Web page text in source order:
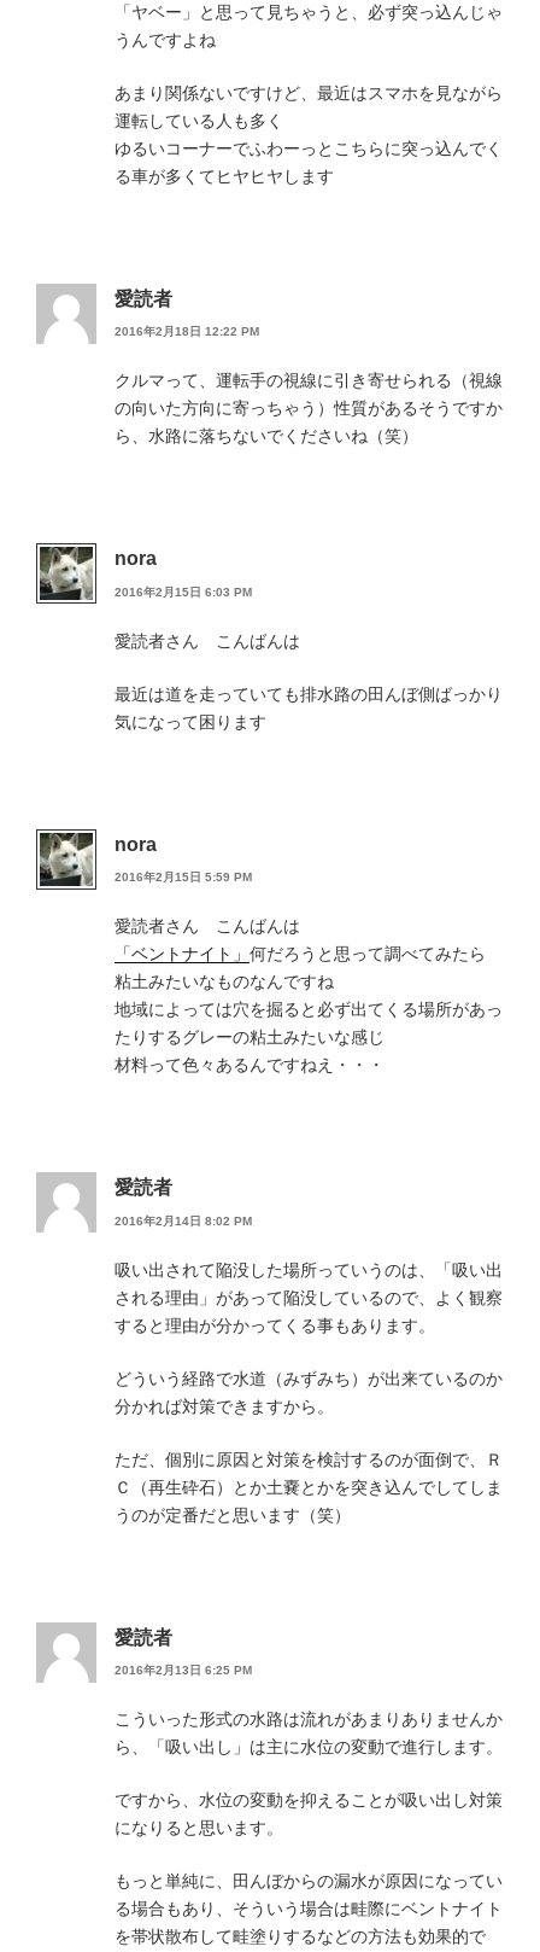
「ヤベー」と思って見ちゃうと、必ず突っ込んじゃ
うんですよね
あまり関係ないですけど、最近はスマホを見ながら
運転している人も多く
ゆるいコーナーでふわーっとこちらに突っ込んでく
る車が多くてヒヤヒヤします
愛読者
2016年2月18日 12:22 PM
クルマって、運転手の視線に引き寄せられる（視線
の向いた方向に寄っちゃう）性質があるそうですか
ら、水路に落ちないでくださいね（笑）
nora
2016年2月15日 6:03 PM
愛読者さん こんばんは
最近は道を走っていても排水路の田んぼ側ばっかり
気になって困ります
nora
2016年2月15日 5:59 PM
愛読者さん こんばんは
「ベントナイト」 何だろうと思って調べてみたら
粘土みたいなものなんですね
地域によっては穴を掘ると必ず出てくる場所があっ
たりするグレーの粘土みたいな感じ
材料って色々あるんですねえ・・・
愛読者
2016年2月14日 8:02 PM
吸い出されて陥没した場所っていうのは、「吸い出
される理由」があって陥没しているので、よく観察
すると理由が分かってくる事もあります。
どういう経路で水道（みずみち）が出来ているのか
分かれば対策できますから。
ただ、個別に原因と対策を検討するのが面倒で、Ｒ
Ｃ（再生砕石）とか土嚢とかを突き込んでしてしま
うのが定番だと思います（笑）
愛読者
2016年2月13日 6:25 PM
こういった形式の水路は流れがあまりありませんか
ら、「吸い出し」は主に水位の変動で進行します。
ですから、水位の変動を抑えることが吸い出し対策
になりると思います。
もっと単純に、田んぼからの漏水が原因になってい
る場合もあり、そういう場合は畦際にベントナイト
を帯状散布して畦塗りするなどの方法も効果的で